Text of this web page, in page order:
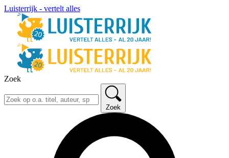
Luisterrijk - vertelt alles
Zoek
Zoek